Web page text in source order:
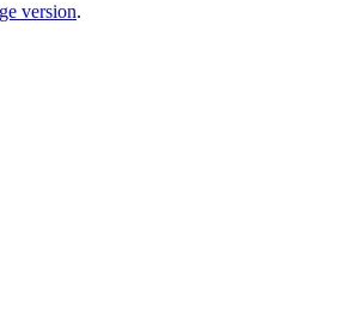
version.